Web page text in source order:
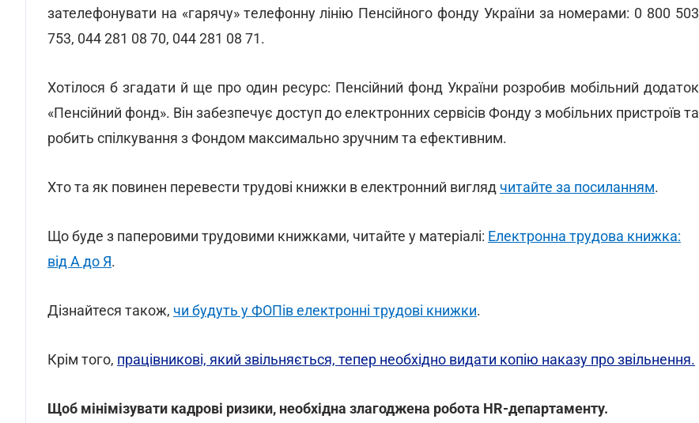
зателефонувати на «гарячу» телефонну лінію Пенсійного фонду України за номерами: 0 800 503
753, 044 281 08 70, 044 281 08 71.
Хотілося б згадати й ще про один ресурс: Пенсійний фонд України розробив мобільний додаток
«Пенсійний фонд». Він забезпечує доступ до електронних сервісів Фонду з мобільних пристроїв та
робить спілкування з Фондом максимально зручним та ефективним.
Хто та як повинен перевести трудові книжки в електронний вигляд читайте за посиланням.
Що буде з паперовими трудовими книжками, читайте у матеріалі: Електронна трудова книжка:
від А до Я.
Дізнайтеся також, чи будуть у ФОПів електронні трудові книжки.
Крім того, працівникові, який звільняється, тепер необхідно видати копію наказу про звільнення.
Щоб мінімізувати кадрові ризики, необхідна злагоджена робота HR-департаменту.